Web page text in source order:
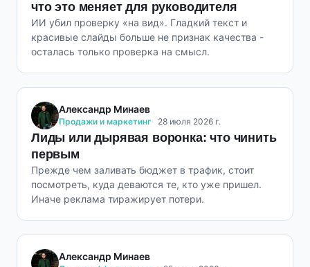
что это меняет для руководителя
ИИ убил проверку «на вид». Гладкий текст и
красивые слайды больше не признак качества -
осталась только проверка на смысл.
Александр Минаев
Продажи и маркетинг 28 июля 2026 г.
Лиды или дырявая воронка: что чинить
первым
Прежде чем заливать бюджет в трафик, стоит
посмотреть, куда деваются те, кто уже пришел.
Иначе реклама тиражирует потери.
Александр Минаев